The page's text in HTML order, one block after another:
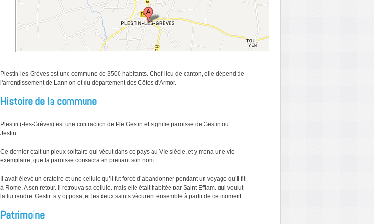
Plestin-les-Grèves est une commune de 3500 habitants. Chef-lieu de canton, elle dépend de
l'arrondissement de Lannion et du département des Côtes d'Armor.
Histoire de la commune
Plestin (-les-Grèves) est une contraction de Ple Gestin et signifie paroisse de Gestin ou
Jestin.
Ce dernier était un pieux solitaire qui vécut dans ce pays au VIe siècle, et y mena une vie
exemplaire, que la paroisse consacra en prenant son nom.
Il avait élevé un oratoire et une cellule qu’il fut forcé d’abandonner pendant un voyage qu’il fit
à Rome. A son retour, il retrouva sa cellule, mais elle était habitée par Saint Efflam, qui voulut
la lui rendre. Gestin s’y opposa, et les deux saints vécurent ensemble à partir de ce moment.
Patrimoine